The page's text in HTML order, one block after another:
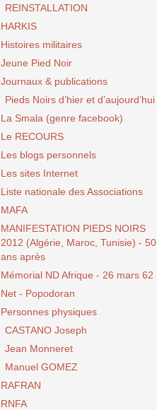
REINSTALLATION
HARKIS
Histoires militaires
Jeune Pied Noir
Journaux & publications
Pieds Noirs d’hier et d’aujourd’hui
La Smala (genre facebook)
Le RECOURS
Les blogs personnels
Les sites Internet
Liste nationale des Associations
MAFA
MANIFESTATION PIEDS NOIRS
2012 (Algérie, Maroc, Tunisie) - 50
ans après
Mémorial ND Afrique - 26 mars 62
Net - Popodoran
Personnes physiques
CASTANO Joseph
Jean Monneret
Manuel GOMEZ
RAFRAN
RNFA